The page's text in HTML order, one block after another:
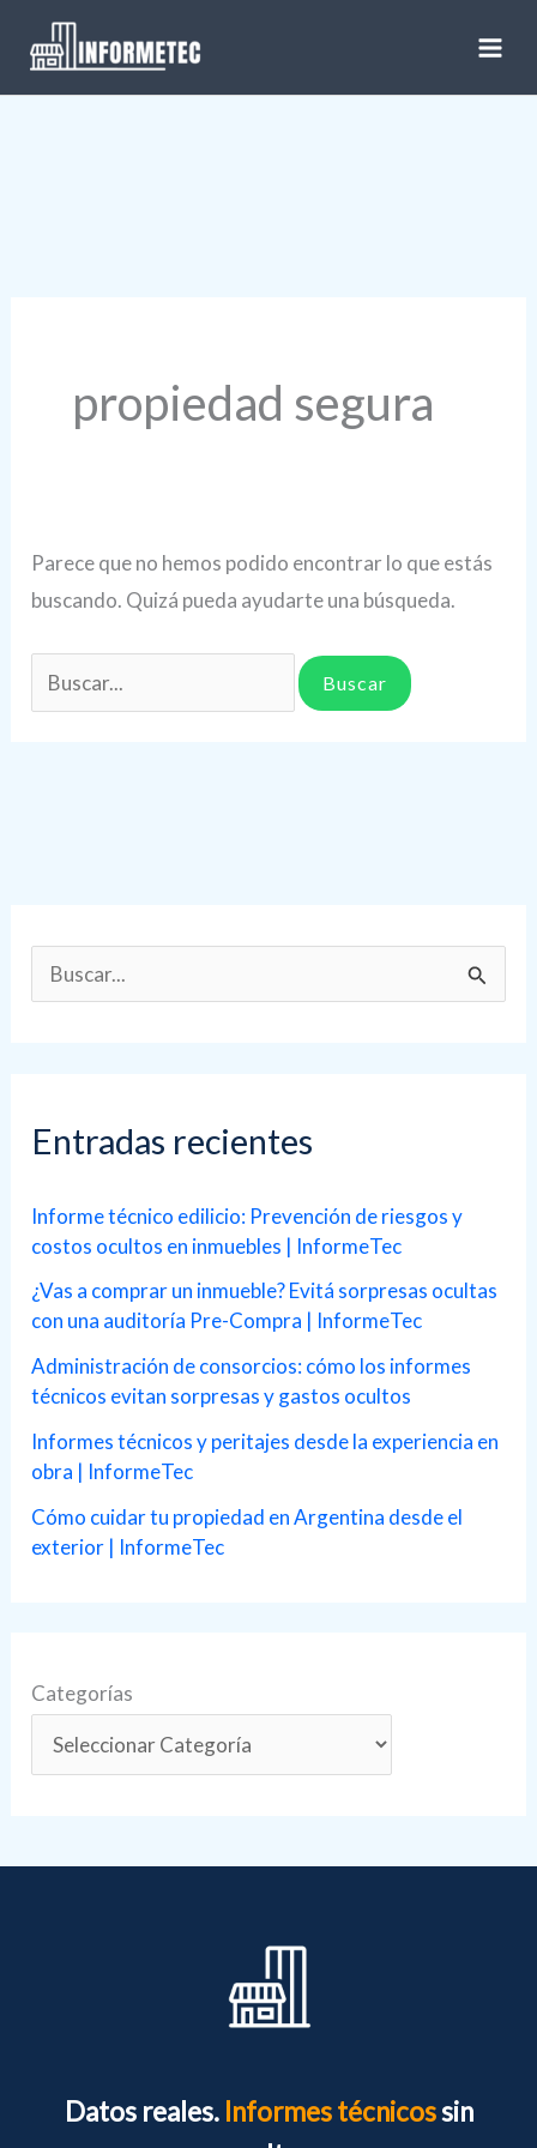
contenido
propiedad segura
Parece que no hemos podido encontrar lo que estás
buscando. Quizá pueda ayudarte una búsqueda.
Buscar
por:
u
a
p
o
r
:
Entradas recientes
Informe técnico edilicio: Prevención de riesgos y
costos ocultos en inmuebles | InformeTec
¿Vas a comprar un inmueble? Evitá sorpresas ocultas
con una auditoría Pre-Compra | InformeTec
Administración de consorcios: cómo los informes
técnicos evitan sorpresas y gastos ocultos
Informes técnicos y peritajes desde la experiencia en
obra | InformeTec
Cómo cuidar tu propiedad en Argentina desde el
exterior | InformeTec
Categorías
Datos reales. Informes técnicossin